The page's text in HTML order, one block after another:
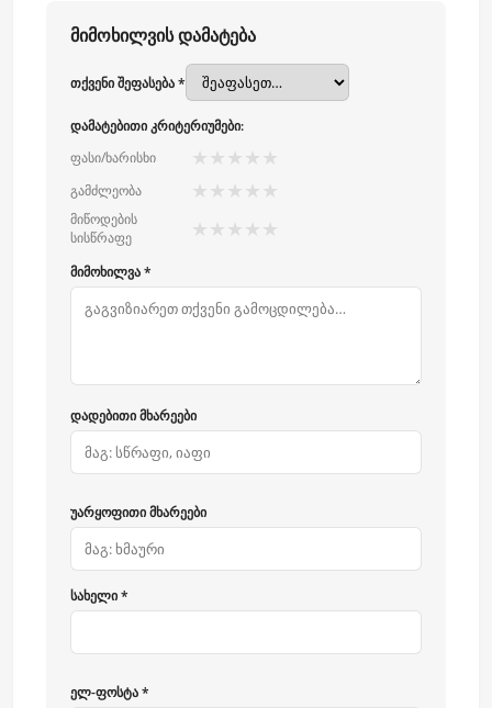
მიმოხილვის დამატება
თქვენი შეფასება *
დამატებითი კრიტერიუმები:
ფასი/ხარისხი
★ ★ ★ ★ ★
გამძლეობა ★ ★ ★ ★ ★
მიწოდების
სისწრაფე
★ ★ ★ ★ ★
მიმოხილვა *
დადებითი მხარეები
უარყოფითი მხარეები
სახელი *
ელ-ფოსტა *